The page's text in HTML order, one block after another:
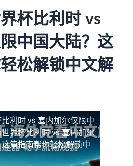
杯比利时 vs
中国大陆？这
松解锁中文解
利时 vs 塞内加尔仅限中
界杯比利时 vs 塞内加尔
篇指南帮你轻松解锁中